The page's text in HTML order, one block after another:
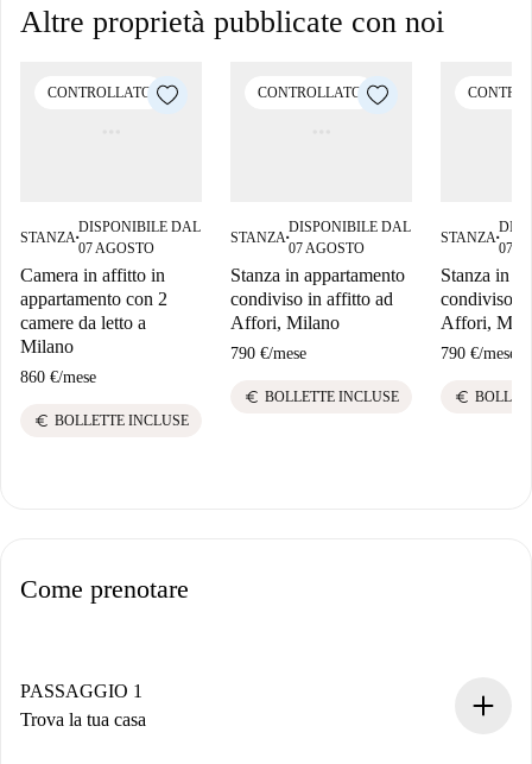
Altre proprietà pubblicate con noi
CONTROLLATO
STANZA■
DISPONIBILE DAL
07 AGOSTO
Camera in affitto in
appartamento con 2
camere da letto a
Milano
860 €/mese
euro BOLLETTE INCLUSE
CONTROLLATO
STANZA■
DISPONIBILE DAL
07 AGOSTO
Stanza in appartamento
condiviso in affitto ad
Affori, Milano
790 €/mese
euro BOLLETTE INCLUSE
STANZA■
07
Stanza in
condiviso
Affori,
790 €/mese
euro
Come prenotare
PASSAGGIO 1
Trova la tua casa